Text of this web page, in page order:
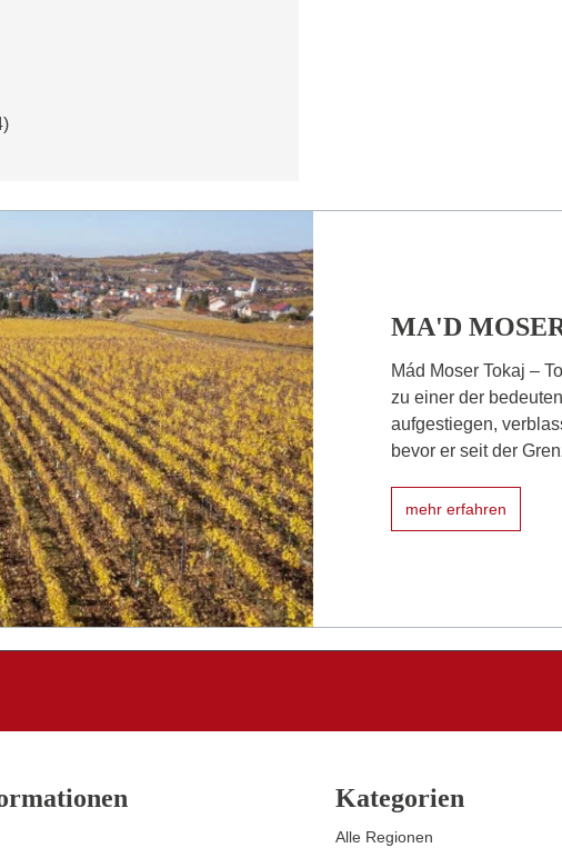
MA'D
Mád Moser Tokaj –
zu einer der
aufgestiegen,
bevor er seit der
mehr erfahren
Kategorien
Alle Regionen